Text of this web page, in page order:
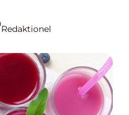
Redaktionel